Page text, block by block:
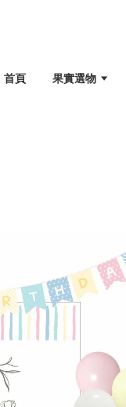
首頁 果實選物